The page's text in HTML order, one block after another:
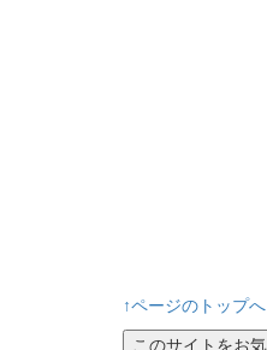
↑ページのトップへ